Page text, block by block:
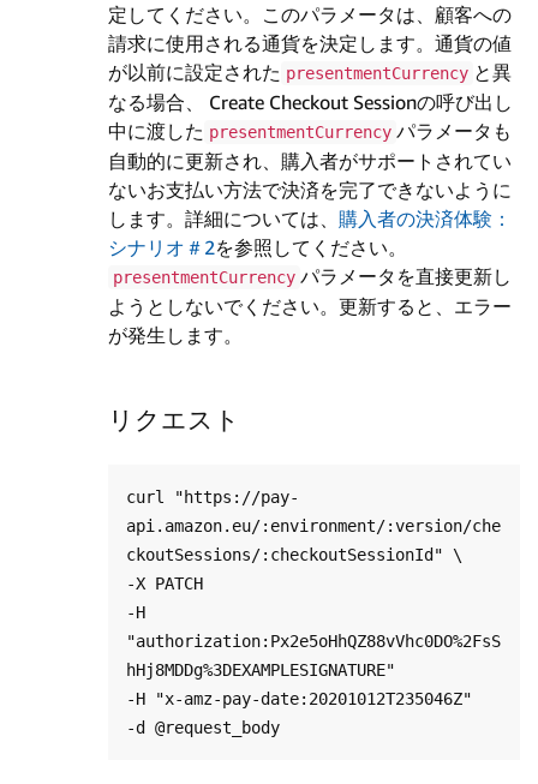
定してください。このパラメータは、顧客への
請求に使用される通貨を決定します。通貨の値
が以前に設定された presentmentCurrency と異
なる場合、 Create Checkout Sessionの呼び出し
中に渡した presentmentCurrency パラメータも
自動的に更新され、購入者がサポートされてい
ないお支払い方法で決済を完了できないように
します。詳細については、 購入者の決済体験：
シナリオ＃2を参照してください。
presentmentCurrency パラメータを直接更新し
ようとしないでください。更新すると、エラー
が発生します。
リクエスト
curl "https://pay-
api.amazon.eu/:environment/:version/che
ckoutSessions/:checkoutSessionId" \
-X PATCH
-H
"authorization:Px2e5oHhQZ88vVhc0DO%2FsS
hHj8MDDg%3DEXAMPLESIGNATURE"
-H "x-amz-pay-date:20201012T235046Z"